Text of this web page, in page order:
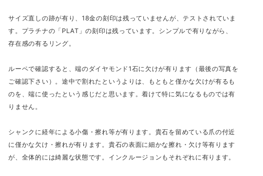
サイズ直しの跡が有り、18金の刻印は残っていませんが、テストされていま
す。プラチナの「PLAT」の刻印は残っています。シンプルで有りながら、
存在感の有るリング。
ルーペで確認すると、端のダイヤモンド1石に欠けが有ります（最後の写真を
ご確認下さい）。途中で割れたというよりは、もともと僅かな欠けが有るも
のを、端に使ったという感じだと思います。着けて特に気になるものでは有
りません。
シャンクに経年による小傷・擦れ等が有ります。貴石を留めている爪の付近
に僅かな欠け・擦れが有ります。貴石の表面に細かな擦れ・欠け等有ります
が、全体的には綺麗な状態です。インクルージョンもそれぞれに有ります。